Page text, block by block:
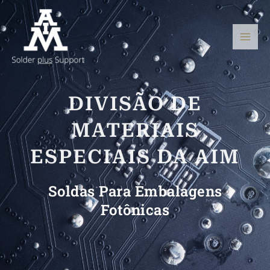
para
conteúdo
DIVISÃO DE
MATERIAIS
ESPECIAIS DA AIM
Soldas Para Embalagens
Fotônicas